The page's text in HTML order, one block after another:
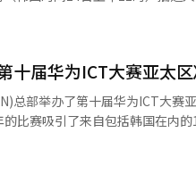
点，这将产生前所未有的影响。” 个人投资者
国投资者对韩国股票的接触主
的高估值压力相互交织。
能，美国股票的估值看起来也非
率也在21倍左右，远高于过去
领先企业的目标，现代汽车集团在一
机器人共存的先进大堂环境。
利配送（DAL-e Delivery）’
萨内表示：“大多数企业希望打
望创造一个以人为中心的空间
似乎有一种“再观察一下”的距离感。 这与
乱、起诉撤销争议、过度的政治
。历史上的选举中，尤其是首尔
，吴世勋候选人目前最需要警
何新的争议或变量，所谓的“隐藏
准备好管理这样一个庞大的城市
十届华为ICT大赛亚太
总部举办了第十届华为ICT大赛
分以及创新部分展示了他们的